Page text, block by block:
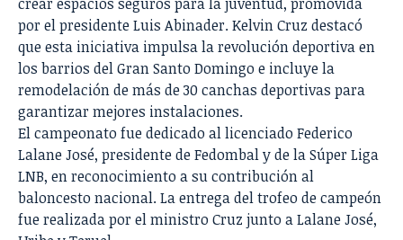
por el presidente Luis Abinader. Kelvin Cruz destacó
que esta iniciativa impulsa la revolución deportiva en
los barrios del Gran Santo Domingo e incluye la
remodelación de más de 30 canchas deportivas para
garantizar mejores instalaciones.
El campeonato fue dedicado al licenciado Federico
Lalane José, presidente de Fedombal y de la Súper Liga
LNB, en reconocimiento a su contribución al
baloncesto nacional. La entrega del trofeo de campeón
fue realizada por el ministro Cruz junto a Lalane José,